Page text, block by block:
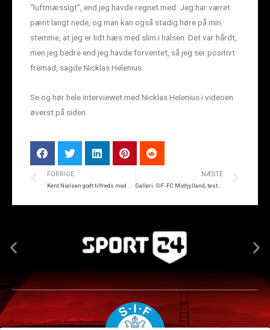
“luftmæssigt”, end jeg havde regnet med. Jeg har været
pænt langt nede, og man kan også stadig høre på min
stemme, at jeg er lidt hæs med slim i halsen. Det var hårdt,
men jeg bedre end jeg havde forventet, så jeg ser positivt
fremad, sagde Nicklas Helenius.
Se og hør hele interviewet med Nicklas Helenius i videoen
øverst på siden.
FORRIGE NÆSTE
Galleri: SIF-FC Midtjylland, testkamp